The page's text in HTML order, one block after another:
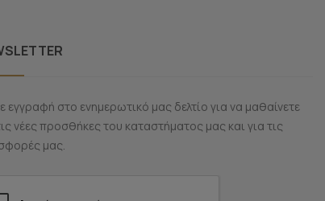
εγγραφή στο ενημερωτικό μας δελτίο για να μαθαίνετε
νέες προσθήκες του καταστήματος μας και για τις
μας.